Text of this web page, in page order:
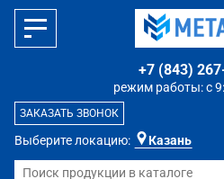
Выберите локацию: Казань
режим работы: с
+7 (843)
ЗАКАЗАТЬ ЗВОНОК